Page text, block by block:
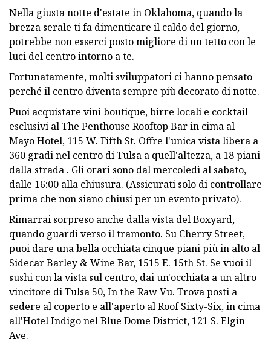
Nella giusta notte d'estate in Oklahoma, quando la
brezza serale ti fa dimenticare il caldo del giorno,
potrebbe non esserci posto migliore di un tetto con le
luci del centro intorno a te.
Fortunatamente, molti sviluppatori ci hanno pensato
perché il centro diventa sempre più decorato di notte.
Puoi acquistare vini boutique, birre locali e cocktail
esclusivi al The Penthouse Rooftop Bar in cima al
Mayo Hotel, 115 W. Fifth St. Offre l'unica vista libera a
360 gradi nel centro di Tulsa a quell'altezza, a 18 piani
dalla strada . Gli orari sono dal mercoledì al sabato,
dalle 16:00 alla chiusura. (Assicurati solo di controllare
prima che non siano chiusi per un evento privato).
Rimarrai sorpreso anche dalla vista del Boxyard,
quando guardi verso il tramonto. Su Cherry Street,
puoi dare una bella occhiata cinque piani più in alto al
Sidecar Barley & Wine Bar, 1515 E. 15th St. Se vuoi il
sushi con la vista sul centro, dai un'occhiata a un altro
vincitore di Tulsa 50, In the Raw Vu. Trova posti a
sedere al coperto e all'aperto al Roof Sixty-Six, in cima
all'Hotel Indigo nel Blue Dome District, 121 S. Elgin
Ave.